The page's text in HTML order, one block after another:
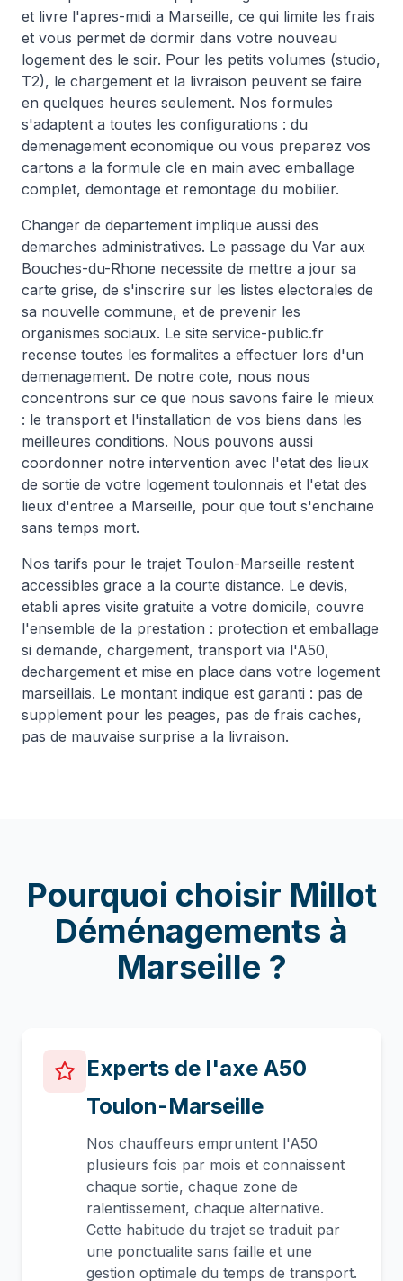
et livre l'apres-midi a Marseille, ce qui limite les frais
et vous permet de dormir dans votre nouveau
logement des le soir. Pour les petits volumes (studio,
T2), le chargement et la livraison peuvent se faire
en quelques heures seulement. Nos formules
s'adaptent a toutes les configurations : du
demenagement economique ou vous preparez vos
cartons a la formule cle en main avec emballage
complet, demontage et remontage du mobilier.
Changer de departement implique aussi des
demarches administratives. Le passage du Var aux
Bouches-du-Rhone necessite de mettre a jour sa
carte grise, de s'inscrire sur les listes electorales de
sa nouvelle commune, et de prevenir les
organismes sociaux. Le site service-public.fr
recense toutes les formalites a effectuer lors d'un
demenagement. De notre cote, nous nous
concentrons sur ce que nous savons faire le mieux
: le transport et l'installation de vos biens dans les
meilleures conditions. Nous pouvons aussi
coordonner notre intervention avec l'etat des lieux
de sortie de votre logement toulonnais et l'etat des
lieux d'entree a Marseille, pour que tout s'enchaine
sans temps mort.
Nos tarifs pour le trajet Toulon-Marseille restent
accessibles grace a la courte distance. Le devis,
etabli apres visite gratuite a votre domicile, couvre
l'ensemble de la prestation : protection et emballage
si demande, chargement, transport via l'A50,
dechargement et mise en place dans votre logement
marseillais. Le montant indique est garanti : pas de
supplement pour les peages, pas de frais caches,
pas de mauvaise surprise a la livraison.
Pourquoi choisir Millot
Déménagements à
Marseille ?
Experts de l'axe A50
Toulon-Marseille
Nos chauffeurs empruntent l'A50
plusieurs fois par mois et connaissent
chaque sortie, chaque zone de
ralentissement, chaque alternative.
Cette habitude du trajet se traduit par
une ponctualite sans faille et une
gestion optimale du temps de transport.